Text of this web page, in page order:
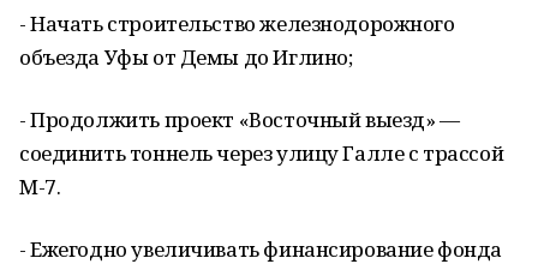
- Начать строительство железнодорожного
объезда Уфы от Демы до Иглино;
- Продолжить проект «Восточный выезд» —
соединить тоннель через улицу Галле с трассой
М-7.
- Ежегодно увеличивать финансирование фонда